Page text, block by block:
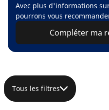
Avec plus d'informations
pourrons vous
Compléter ma
Tous les filtres